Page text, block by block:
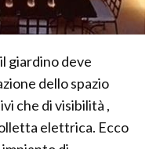
giardino deve
dello spazio
che di visibilità ,
elettrica. Ecco